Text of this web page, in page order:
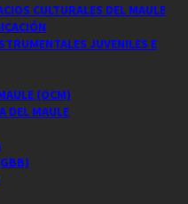
CULTURALES DEL MAULE
JUVENILES E
(OCM)
DEL MAULE